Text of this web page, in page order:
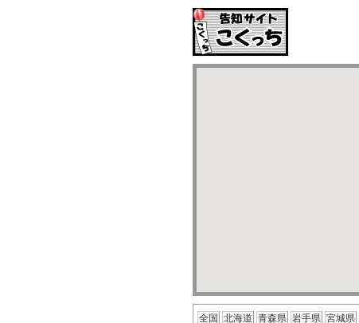
全国 北海道 青森県 岩手県 宮城県